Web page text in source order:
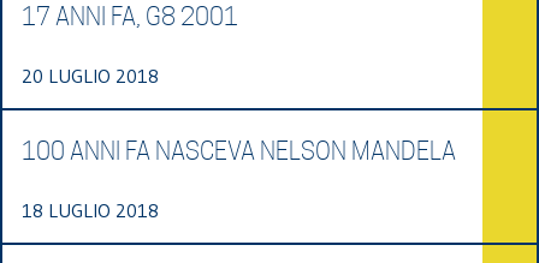
17 ANNI FA, G8 2001
20 LUGLIO 2018
100 ANNI FA NASCEVA NELSON MANDELA
18 LUGLIO 2018